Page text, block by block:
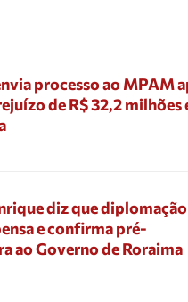
processo ao MPAM
de R$ 32,2 milhões
diz que diplomação
e confirma pré-
ao Governo de Roraima